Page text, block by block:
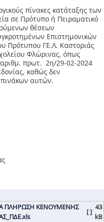
πίνακες κατάταξης των
σε Πρότυπο ή Πειραματικό
θέσεων
Επιστημονικών
Πρότυπου ΓΕ.Λ. Καστοριάς
Φλώρινας, όπως
πρωτ. 2η/29-02-2024
καθώς δεν
αυτών.
ΠΛΗΡΩΣΗ ΚΕΝΟΥΜΕΝΗΣ
[ ]
43
kB